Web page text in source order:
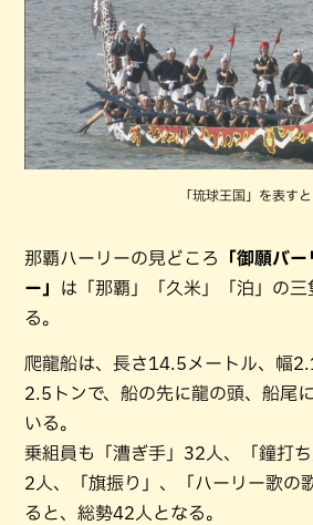
「琉球王国」を表す
那覇ハーリーの見どころ 「御願バー
ー」
は「那覇」「久米」「泊」の
る。
爬龍船は、長さ14.5メートル、幅
2.5トンで、船の先に龍の頭、船尾
いる。
乗組員も「漕ぎ手」32人、「鐘打ち
2人、「旗振り」、「ハーリー歌の
ると、総勢42人となる。